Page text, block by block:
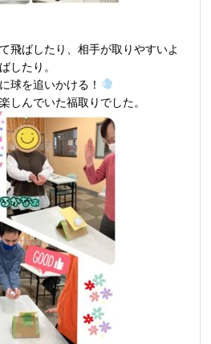
飛ばしたり、相手が取りやすいよ
したり。
球を追いかける！
しんでいた福取りでした。